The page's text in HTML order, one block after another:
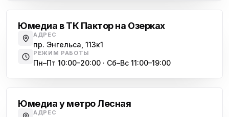
Юмедиа в ТК Пактор на Озерках
АДРЕС
пр. Энгельса, 113к1
РЕЖИМ РАБОТЫ
Пн–Пт 10:00–20:00 · Сб–Вс 11:00–19:00
Юмедиа у метро Лесная
АДРЕС